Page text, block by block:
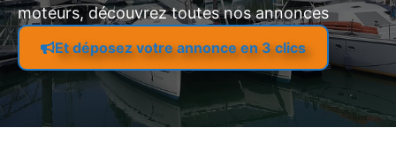
moteurs, découvrez toutes nos annonces
Et déposez votre annonce en 3 clics